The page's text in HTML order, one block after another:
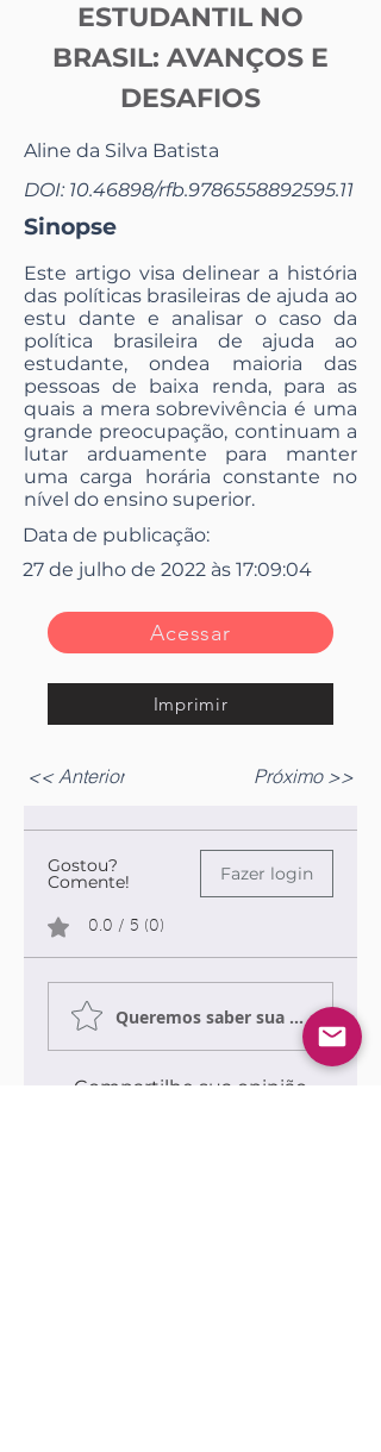
ESTUDANTIL NO
BRASIL: AVANÇOS E
DESAFIOS
Aline da Silva Batista
DOI: 10.46898/rfb.9786558892595.11
Sinopse
Este artigo visa delinear a história
das políticas brasileiras de ajuda ao
estu dante e analisar o caso da
política brasileira de ajuda ao
estudante, ondea maioria das
pessoas de baixa renda, para as
quais a mera sobrevivência é uma
grande preocupação, continuam a
lutar arduamente para manter
uma carga horária constante no
nível do ensino superior.
Data de publicação:
27 de julho de 2022 às 17:09:04
Acessar
Imprimir
<< Anterior Próximo >>
Gostou?
Comente! Fazer login
0.0 / 5 (0)
Queremos saber sua opinião
Compartilhe sua opinião